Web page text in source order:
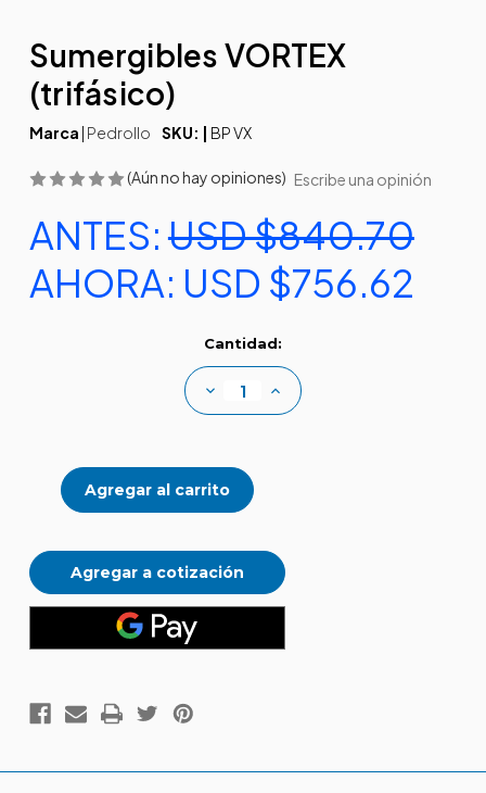
Sumergibles VORTEX
(trifásico)
Marca | Pedrollo SKU: | BP VX
(Aún no hay opiniones) Escribe una opinión
ANTES:USD $840.70
AHORA: USD $756.62
Cantidad:
Disminuir
cantidad
VORTEX
(trifásico)
Aumentar
cantidad
Agregar a cotización